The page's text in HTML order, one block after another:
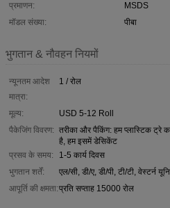
प्रमाणन:
MSDS
मॉडल संख्या:
पीबा
भुगतान & नौवहन नियमों
न्यूनतम आदेश
मात्रा:
1 / रोल
मूल्य:
USD 5-12 Roll
पैकेजिंग विवरण: तरीका और पैकिंग: हम प्लास्टिक ट्रे
है, हम इसमें डेसिकेंट
प्रसव के समय:
1-5 कार्य दिवस
भुगतान शर्तें:
एल/सी, डी/ए, डी/पी, टी/टी, वेस्टर्न
आपूर्ति की क्षमता:प्रति सप्ताह 15000 रोल